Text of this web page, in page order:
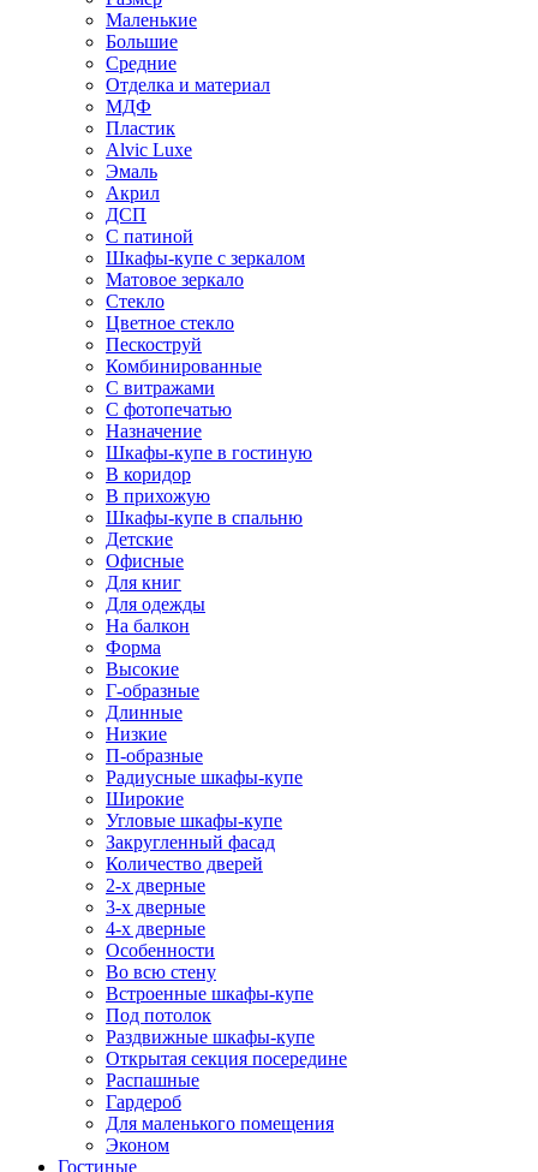
Маленькие
Большие
Средние
Отделка и материал
МДФ
Пластик
Alvic Luxe
Эмаль
Акрил
ДСП
С патиной
Шкафы-купе с зеркалом
Матовое зеркало
Стекло
Цветное стекло
Пескоструй
Комбинированные
С витражами
С фотопечатью
Назначение
Шкафы-купе в гостиную
В коридор
В прихожую
Шкафы-купе в спальню
Детские
Офисные
Для книг
Для одежды
На балкон
Форма
Высокие
Г-образные
Длинные
Низкие
П-образные
Радиусные шкафы-купе
Широкие
Угловые шкафы-купе
Закругленный фасад
Количество дверей
2-х дверные
3-х дверные
4-х дверные
Особенности
Во всю стену
Встроенные шкафы-купе
Под потолок
Раздвижные шкафы-купе
Открытая секция посередине
Распашные
Гардероб
Для маленького помещения
Эконом
Гостиные